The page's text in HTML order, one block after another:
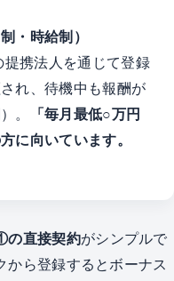
・時給制）
携法人を通じて登録
れ、待機中も報酬が
。
「毎月最低○万円
に向いています。
直接契約がシンプルで
から登録するとボーナス